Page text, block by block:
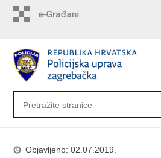
Objavljeno: 02.07.2019.